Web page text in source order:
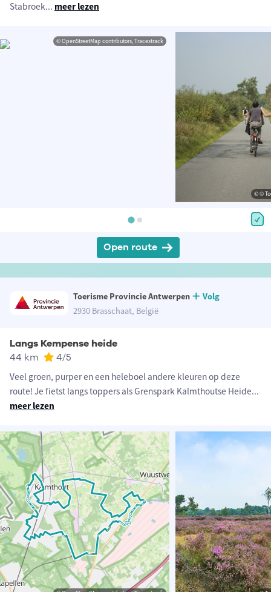
Stabroek... meer lezen
© OpenStreetMap contributors, Tracestrack
© ©
Open route
Toerisme Provincie Antwerpen
Volg
2930 Brasschaat, België
Langs Kempense heide
44 km 4/5
Veel groen, purper en een heleboel andere kleuren op deze
route! Je fietst langs toppers als Grenspark Kalmthoutse Heide...
meer lezen